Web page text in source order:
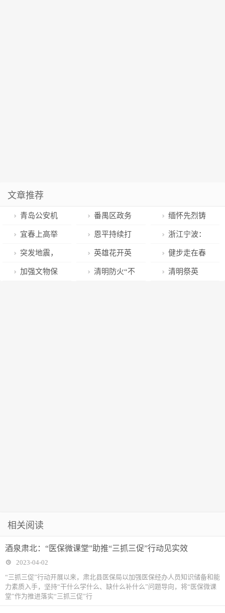
文章推荐
青岛公安机
关“深化作风能
力优化营商环
境"专项行动动
番禺区政务
服务数据管理
局获评2022年
全国政务服务
缅怀先烈铸
信仰，番禺区
党团队联合开
展清明节祭扫
宜春上高举
行《寄往春天
的家书》新书
恩平持续打
造“康复教育七
彩梦计划”工作
浙江宁波：
“星星的孩子”
画展开幕，他
突发地震，
多地震感强烈
英雄花开英
雄城！番禺这
健步走在春
风里 飞扬激情
加强文物保 清明防火“不 清明祭英
相关阅读
酒泉肃北：“医保微课堂”助推“三抓三促”行动见实效
2023-04-02
“三抓三促”行动开展以来，肃北县医保局以加强医保经办人员知识储备和能
力素质入手，坚持“干什么学什么、缺什么补什么”问题导向，将“医保微课
堂”作为推进落实“三抓三促”行